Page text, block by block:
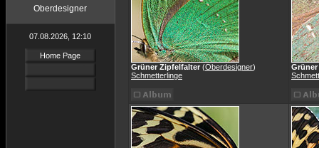
Oberdesigner
07.08.2026, 12:10
Home Page
Grüner Zipfelfalter (Oberdesigner)
Schmetterlinge